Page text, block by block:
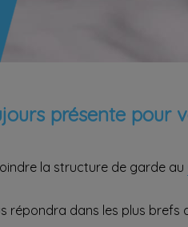
présente pour
la structure de garde au
répondra dans les plus brefs